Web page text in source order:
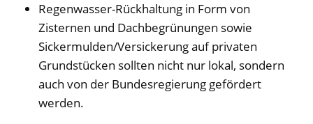
Regenwasser-Rückhaltung in Form von
Zisternen und Dachbegrünungen sowie
Sickermulden/Versickerung auf privaten
Grundstücken sollten nicht nur lokal, sondern
auch von der Bundesregierung gefördert
werden.